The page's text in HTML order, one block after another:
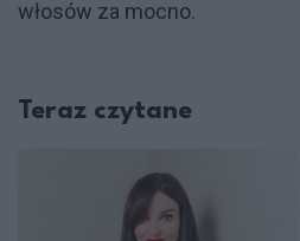
włosów za mocno.
Teraz czytane